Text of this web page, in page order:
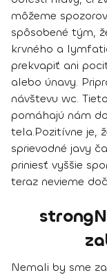
môžeme
spôsobené tým,
krvného a
prekvapiť ani
alebo únavy.
návštevu wc.
pomáhajú nám
tela.Pozitívne je,
sprievodné javy
priniesť vyššie
teraz nevieme
Nemali by sme